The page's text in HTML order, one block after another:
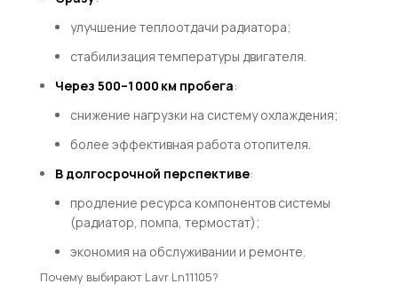
улучшение теплоотдачи радиатора;
стабилизация температуры двигателя.
Через 500–1 000 км пробега:
снижение нагрузки на систему охлаждения;
более эффективная работа отопителя.
В долгосрочной перспективе:
продление ресурса компонентов системы
(радиатор, помпа, термостат);
экономия на обслуживании и ремонте.
Почему выбирают Lavr Ln11105?